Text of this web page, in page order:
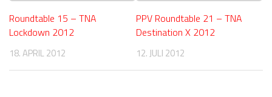
Roundtable 15 – TNA
Lockdown 2012
18. APRIL 2012
PPV Roundtable 21 – TNA
Destination X 2012
12. JULI 2012